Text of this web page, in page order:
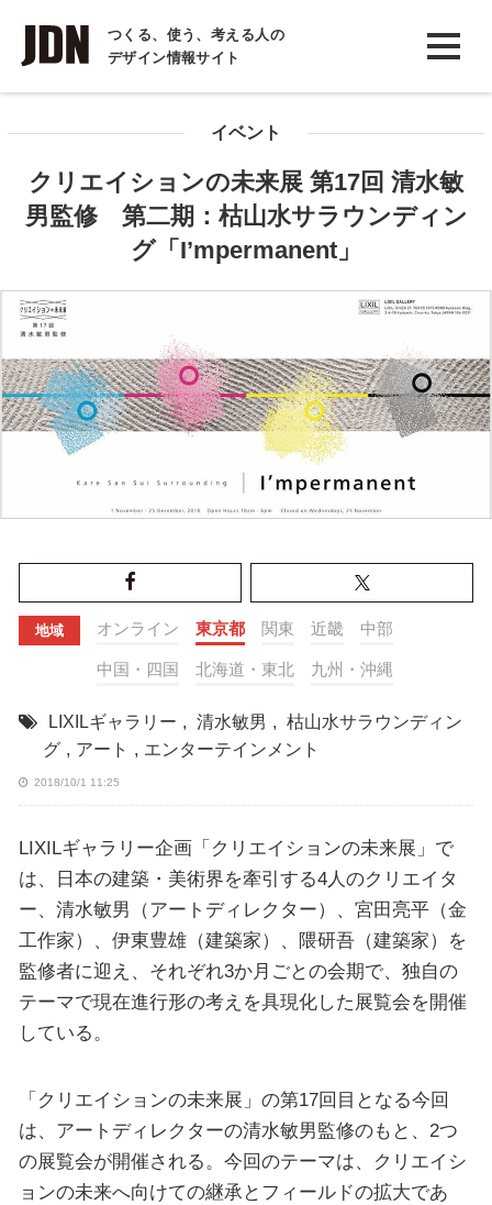
つくる、使う、考える人の
デザイン情報サイト
INTERVIEW
インタビュー
COLUMN
イベント
クリエイションの未来展 第17回 清水敏
男監修 第二期：枯山水サラウンディン
グ「I’mpermanent」
地域 オンライン 東京都 関東 近畿 中部
中国・四国 北海道・東北 九州・沖縄
LIXILギャラリー , 清水敏男 , 枯山水サラウンディン
グ , アート , エンターテインメント
2018/10/1 11:25
LIXILギャラリー企画「クリエイションの未来展」で
は、日本の建築・美術界を牽引する4人のクリエイタ
ー、清水敏男（アートディレクター）、宮田亮平（金
工作家）、伊東豊雄（建築家）、隈研吾（建築家）を
監修者に迎え、それぞれ3か月ごとの会期で、独自の
テーマで現在進行形の考えを具現化した展覧会を開催
している。
「クリエイションの未来展」の第17回目となる今回
は、アートディレクターの清水敏男監修のもと、2つ
の展覧会が開催される。今回のテーマは、クリエイシ
ョンの未来へ向けての継承とフィールドの拡大であ